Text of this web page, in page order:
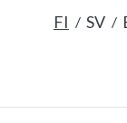
FI SV